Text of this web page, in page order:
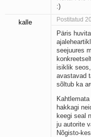
:)
kalle Postitatud
Päris
seejuures
isiklik
avastavad
sõltub ka
hakkagi
keegi seal
ju autorite
Nõgisto-